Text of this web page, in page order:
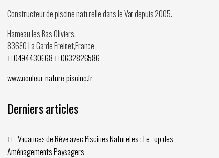
Constructeur de piscine naturelle dans le Var depuis2005.
Hameau les Bas Oliviers,
83680La Garde Freinet,France
0494430668
0632826586
www.couleur-nature-piscine.fr
Derniers articles
Vacances de Rêve avec Piscines Naturelles : Le Top des
Aménagements Paysagers